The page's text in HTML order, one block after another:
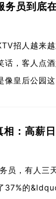
员到底
招人越来
话，客人点
像皇后公园
：高薪
员，有人三
37%的